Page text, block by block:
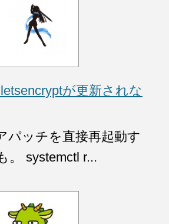
が更新されな
パッチを直接再起動す
。 systemctl r...